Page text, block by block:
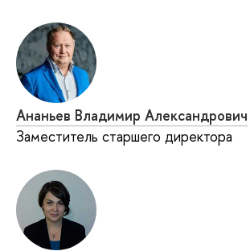
Ананьев Владимир Александрович
Заместитель старшего директора